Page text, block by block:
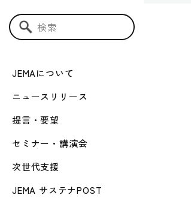
検索キーワード入力
JEMAについて
ニュースリリース
提言・要望
セミナー・講演会
次世代支援
JEMA サステナPOST
連
！